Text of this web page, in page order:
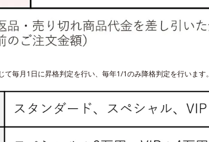
毎月1日に昇格判定を行い、毎年1/1のみ降格判定を行います。